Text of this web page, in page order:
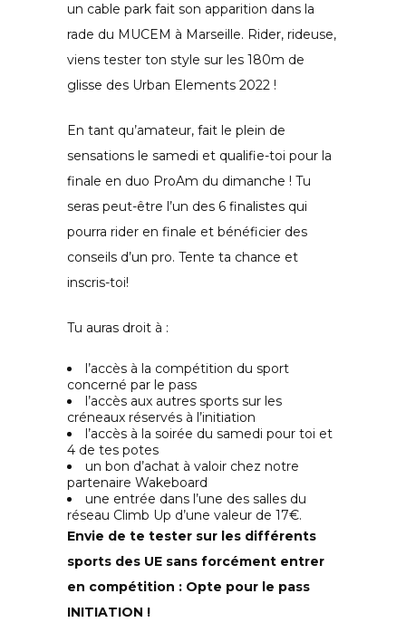
un cable park fait son apparition dans la
rade du MUCEM à Marseille. Rider, rideuse,
viens tester ton style sur les 180m de
glisse des Urban Elements 2022 !
En tant qu’amateur, fait le plein de
sensations le samedi et qualifie-toi pour la
finale en duo ProAm du dimanche ! Tu
seras peut-être l’un des 6 finalistes qui
pourra rider en finale et bénéficier des
conseils d’un pro. Tente ta chance et
inscris-toi!
Tu auras droit à :
l’accès à la compétition du sport
concerné par le pass
l’accès aux autres sports sur les
créneaux réservés à l’initiation
l’accès à la soirée du samedi pour toi et
4 de tes potes
un bon d’achat à valoir chez notre
partenaire Wakeboard
une entrée dans l’une des salles du
réseau Climb Up d’une valeur de 17€.
Envie de te tester sur les différents
sports des UE sans forcément entrer
en compétition : Opte pour le pass
INITIATION !